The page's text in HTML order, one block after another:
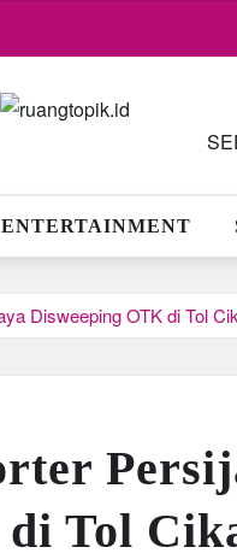
ENTERTAINMENT
Disweeping OTK di Tol
Tol